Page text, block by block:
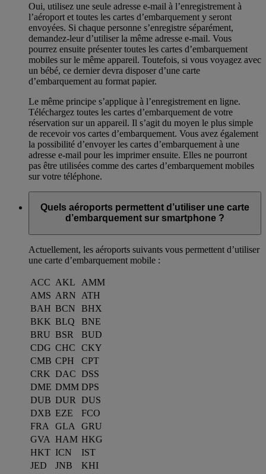
Oui, utilisez une seule adresse e-mail à l’enregistrement à
l’aéroport et toutes les cartes d’embarquement y seront
envoyées. Si chaque personne s’enregistre séparément,
demandez-leur d’utiliser la même adresse e-mail. Vous
pourrez ensuite présenter toutes les cartes d’embarquement
mobiles sur le même appareil. Toutefois, si vous voyagez avec
un bébé, ce dernier devra disposer d’une carte
d’embarquement au format papier.
Le même principe s’applique à l’enregistrement en ligne.
Téléchargez toutes les cartes d’embarquement de votre
réservation sur un appareil. Il s’agit du moyen le plus simple
de recevoir vos cartes d’embarquement. Vous avez également
la possibilité d’envoyer les cartes d’embarquement à une
adresse e-mail pour les imprimer ensuite. Elles ne pourront
pas être utilisées comme des cartes d’embarquement mobiles
sur votre téléphone.
Quels aéroports permettent d’utiliser une carte
d’embarquement sur smartphone ?
Actuellement, les aéroports suivants vous permettent d’utiliser
une carte d’embarquement mobile :
ACC AKL
AMM
AMS ARN
ATH
BAH BCN
BHX
BKK BLQ
BNE
BRU BSR
BUD
CDG CHC
CKY
CMB CPH
CPT
CRK DAC DSS
DME DMM DPS
DUB DUR
DUS
DXB EZE
FCO
FRA
GLA
GRU
GVA HAM HKG
HKT ICN
IST
JED
JNB
KHI